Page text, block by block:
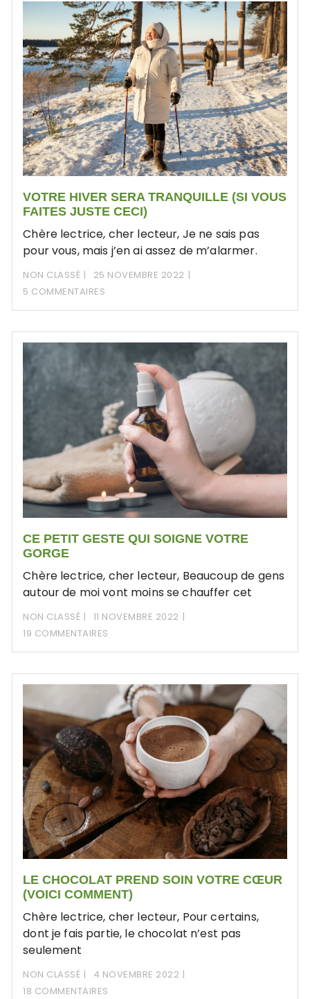
VOTRE HIVER SERA TRANQUILLE (SI VOUS
FAITES JUSTE CECI)
Chère lectrice, cher lecteur, Je ne sais pas
pour vous, mais j’en ai assez de m’alarmer.
NON CLASSÉ
25 NOVEMBRE 2022
5 COMMENTAIRES
CE PETIT GESTE QUI SOIGNE VOTRE
GORGE
Chère lectrice, cher lecteur, Beaucoup de gens
autour de moi vont moins se chauffer cet
NON CLASSÉ
11 NOVEMBRE 2022
19 COMMENTAIRES
LE CHOCOLAT PREND SOIN VOTRE CŒUR
(VOICI COMMENT)
Chère lectrice, cher lecteur, Pour certains,
dont je fais partie, le chocolat n’est pas
seulement
NON CLASSÉ
4 NOVEMBRE 2022
18 COMMENTAIRES